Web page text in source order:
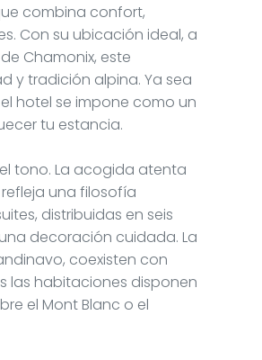
combina confort,
Con su ubicación ideal, a
Chamonix, este
y tradición alpina. Ya sea
hotel se impone como un
tu estancia.
tono. La acogida atenta
una filosofía
distribuidas en seis
decoración cuidada. La
coexisten con
las habitaciones disponen
el Mont Blanc o el